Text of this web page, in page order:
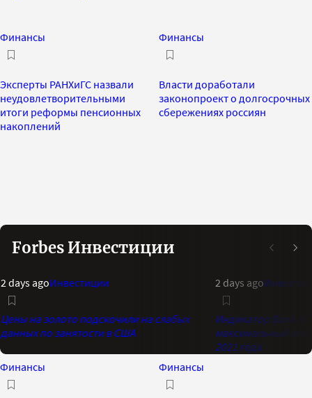
Финансы
Эксперты РАНХиГС назвали
неудовлетворительными
итоги реформы пенсионных
накоплений
Финансы
Власти доработали
законопроект о долгосрочных
сбережениях россиян
Forbes Инвестиции
2 days agoИнвестиции
Цены на золото подскочили на слабых
данных по занятости в США
2 days ago
Индикатор Bank of
максимальный
2021 года
Финансы
Финансы